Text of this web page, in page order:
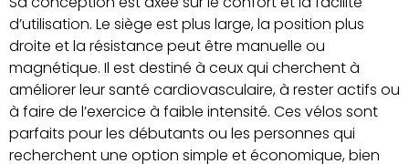
d’utilisation. Le siège est plus large, la position plus
droite et la résistance peut être manuelle ou
magnétique. Il est destiné à ceux qui cherchent à
améliorer leur santé cardiovasculaire, à rester actifs ou
à faire de l’exercice à faible intensité. Ces vélos sont
parfaits pour les débutants ou les personnes qui
recherchent une option simple et économique, bien